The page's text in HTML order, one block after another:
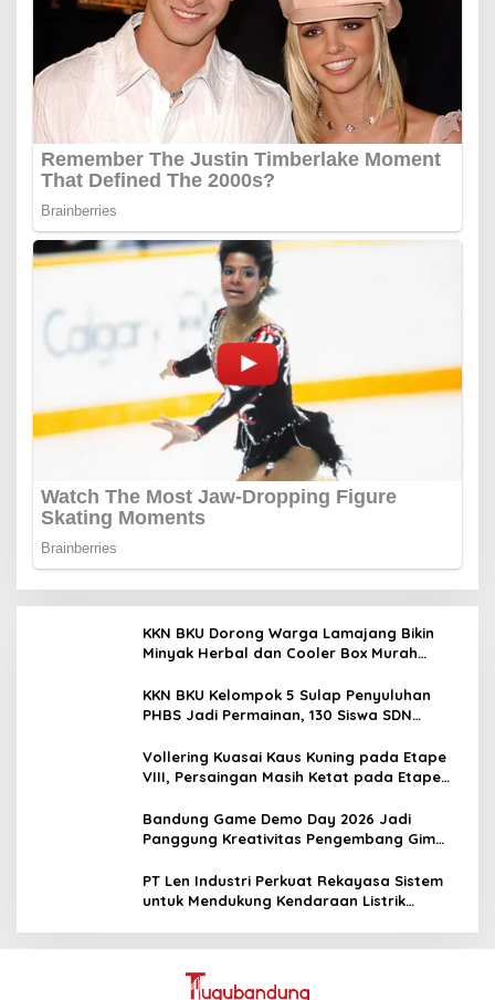
KKN BKU Dorong Warga Lamajang Bikin
Minyak Herbal dan Cooler Box Murah
KKN BKU Kelompok 5 Sulap Penyuluhan
PHBS Jadi Permainan, 130 Siswa SDN
Vollering Kuasai Kaus Kuning pada Etape
VIII, Persaingan Masih Ketat pada Etape
Bandung Game Demo Day 2026 Jadi
Panggung Kreativitas Pengembang Gim
PT Len Industri Perkuat Rekayasa Sistem
untuk Mendukung Kendaraan Listrik